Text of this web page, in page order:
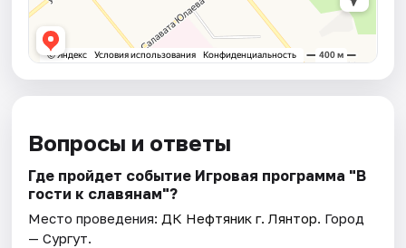
Вопросы и ответы
Где пройдет событие Игровая программа "В
гости к славянам"?
Место проведения: ДК Нефтяник г. Лянтор. Город
— Сургут.